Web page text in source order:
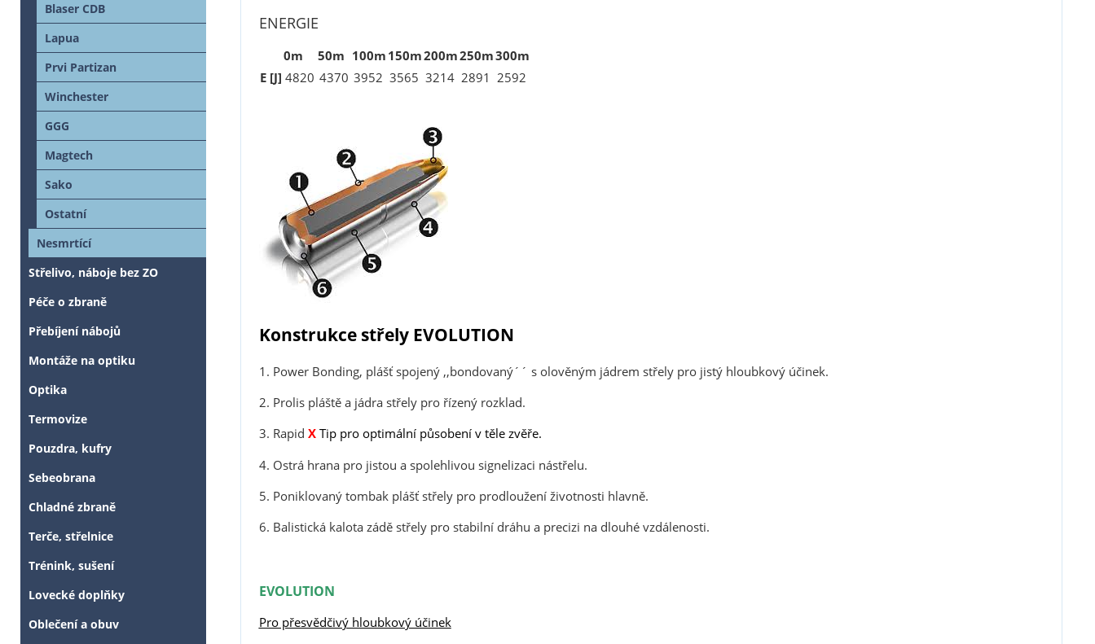
ENERGIE
0m 50m 100m150m200m250m300m
E [J] 4820 4370 3952 3565 3214 2891 2592
Konstrukce střely EVOLUTION
1. Power Bonding, plášť spojený ,,bondovaný´´ s olověným jádrem střely pro jistý hloubkový účinek.
2. Prolis pláště a jádra střely pro řízený rozklad.
3. Rapid X Tip pro optimální působení v těle zvěře.
4. Ostrá hrana pro jistou a spolehlivou signelizaci nástřelu.
5. Poniklovaný tombak plášť střely pro prodloužení životnosti hlavně.
6. Balistická kalota zádě střely pro stabilní dráhu a precizi na dlouhé vzdálenosti.
EVOLUTION
Pro přesvědčivý hloubkový účinek
Blaser CDB
Lapua
Prvi Partizan
Winchester
GGG
Magtech
Sako
Ostatní
Nesmrtící
Střelivo, náboje bez ZO
Péče o zbraně
Přebíjení nábojů
Montáže na optiku
Optika
Termovize
Pouzdra, kufry
Sebeobrana
Chladné zbraně
Terče, střelnice
Trénink, sušení
Lovecké doplňky
Oblečení a obuv